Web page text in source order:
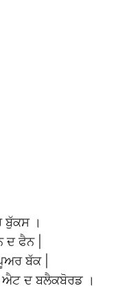
ਬੁੱਕਸ ।
ਫੈਨ |
ਬੱਕ |
ਐਟ ਦ ਬਲੈਕਬੋਰਡ ।